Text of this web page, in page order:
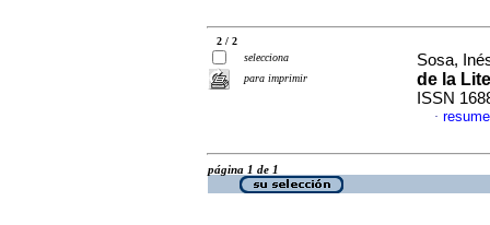
2 / 2
selecciona
para imprimir
Sosa,
de la
ISSN
·
página 1 de 1